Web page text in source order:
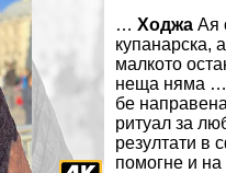
… Ходжа Ая
купанарска,
малкото
неща няма …
бе
ритуал за
резултати в
помогне и